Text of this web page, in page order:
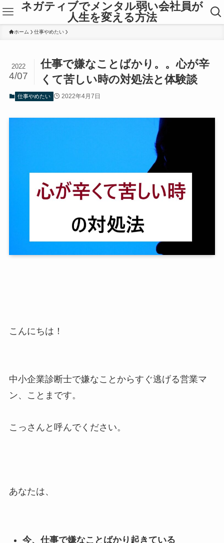
ネガティブでメンタル弱い会社員が
人生を変える方法
ホーム 仕事やめたい
仕事で嫌なことばかり。。心が辛
くて苦しい時の対処法と体験談
2022
4/07
仕事やめたい 2022年4月7日
こんにちは！
中小企業診断士で嫌なことからすぐ逃げる営業マ
ン、ことまです。
こっさんと呼んでください。
あなたは、
今、仕事で嫌なことばかり起きている